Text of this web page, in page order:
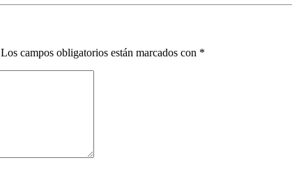
Los campos obligatorios están marcados con *